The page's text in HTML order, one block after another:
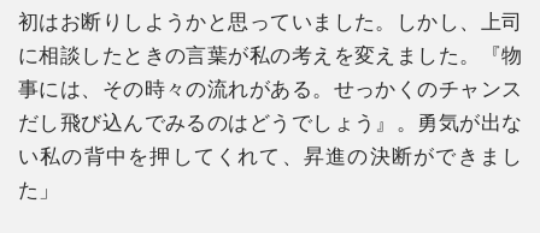
初はお断りしようかと思っていました。しかし、上司
に相談したときの言葉が私の考えを変えました。『物
事には、その時々の流れがある。せっかくのチャンス
だし飛び込んでみるのはどうでしょう』。勇気が出な
い私の背中を押してくれて、昇進の決断ができまし
た」